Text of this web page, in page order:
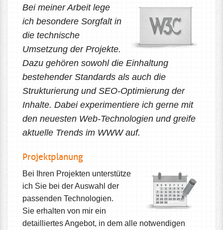
Bei meiner Arbeit lege
ich besondere Sorgfalt in
die technische
Umsetzung der Projekte.
Dazu gehören sowohl die Einhaltung
bestehender Standards als auch die
Strukturierung und SEO-Optimierung der
Inhalte. Dabei experimentiere ich gerne mit
den neuesten Web-Technologien und greife
aktuelle Trends im WWW auf.
Projektplanung
Bei Ihren Projekten unterstütze
ich Sie bei der Auswahl der
passenden Technologien.
Sie erhalten von mir ein
detailliertes Angebot, in dem alle notwendigen